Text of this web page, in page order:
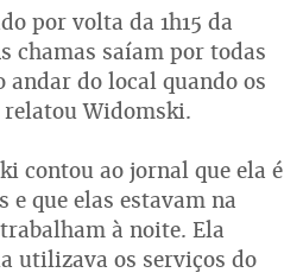
por volta da 1h15 da
chamas saíam por todas
do local quando os
Widomski.
contou ao jornal que ela é
e que elas estavam na
à noite. Ela
utilizava os serviços do